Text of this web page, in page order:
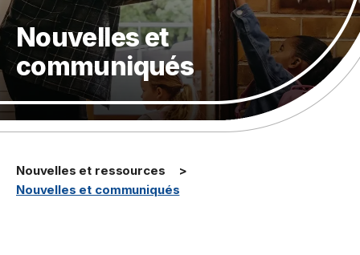
Nouvelles et
communiqués
Nouvelles et ressources
Nouvelles et communiqués